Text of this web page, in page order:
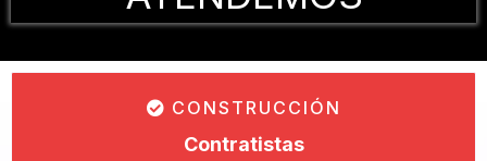
CONSTRUCCIÓN
Contratistas